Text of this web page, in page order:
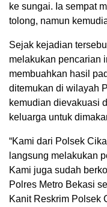
ke sungai. Ia sempat
tolong, namun
Sejak kejadian
melakukan pencarian
membuahkan hasil
ditemukan di wilayah
kemudian dievakuasi
keluarga untuk
“Kami dari Polsek
langsung melakukan
Kami juga sudah
Polres Metro Bekasi
Kanit Reskrim Polsek